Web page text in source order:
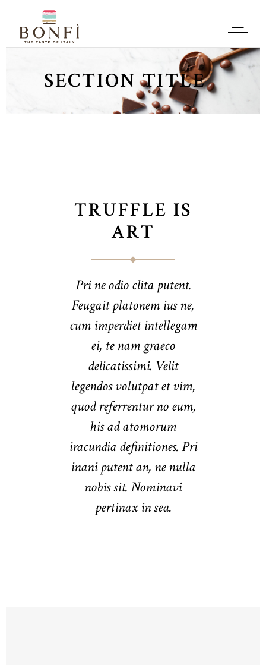
SECTION TITLE
TRUFFLE IS
ART
Pri ne odio clita putent.
Feugait platonem ius ne,
cum imperdiet intellegam
ei, te nam graeco
delicatissimi. Velit
legendos volutpat et vim,
quod referrentur no eum,
his ad atomorum
iracundia definitiones. Pri
inani putent an, ne nulla
nobis sit. Nominavi
pertinax in sea.